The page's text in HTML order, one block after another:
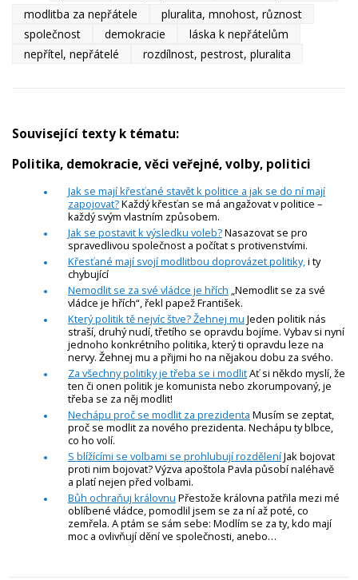
modlitba za nepřátele
pluralita, mnohost, různost
společnost
demokracie
láska k nepřátelům
nepřítel, nepřátelé
rozdílnost, pestrost, pluralita
Související texty k tématu:
Politika, demokracie, věci veřejné, volby, politici
Jak se mají křesťané stavět k politice a jak se do ní mají
zapojovat?Každý křesťan se má angažovat v politice –
každý svým vlastním způsobem.
Jak se postavit k výsledku voleb?Nasazovat se pro
spravedlivou společnost a počítat s protivenstvími.
Křesťané mají svojí modlitbou doprovázet politiky,i ty
chybující
Nemodlit se za své vládce je hřích „Nemodlit se za své
vládce je hřích“, řekl papež František.
Který politik tě nejvíc štve? Žehnej mu Jeden politik nás
straší, druhý nudí, třetího se opravdu bojíme. Vybav si nyní
jednoho konkrétního politika, který ti opravdu leze na
nervy. Žehnej mu a přijmi ho na nějakou dobu za svého.
Za všechny politiky je třeba se i modlitAť si někdo myslí, že
ten či onen politik je komunista nebo zkorumpovaný, je
třeba se za něj modlit!
Nechápu proč se modlit za prezidenta Musím se zeptat,
proč se modlit za nového prezidenta. Nechápu ty blbce,
co ho volí.
S blížícími se volbami se prohlubují rozděleníJak bojovat
proti nim bojovat? Výzva apoštola Pavla působí naléhavě
a platí nejen před volbami.
Bůh ochraňuj královnu Přestože královna patřila mezi mé
oblíbené vládce, pomodlil jsem se za ní až poté, co
zemřela. A ptám se sám sebe: Modlím se za ty, kdo mají
moc a ovlivňují dění ve společnosti, anebo…